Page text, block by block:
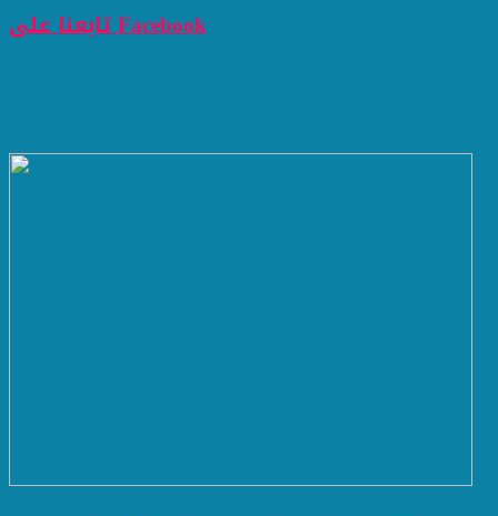
تابعنا على Facebook